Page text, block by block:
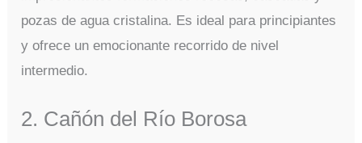
pozas de agua cristalina. Es ideal para principiantes
y ofrece un emocionante recorrido de nivel
intermedio.
2. Cañón del Río Borosa